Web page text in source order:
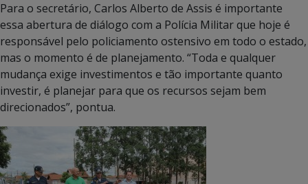
Para o secretário, Carlos Alberto de Assis é importante
essa abertura de diálogo com a Polícia Militar que hoje é
responsável pelo policiamento ostensivo em todo o estado,
mas o momento é de planejamento. “Toda e qualquer
mudança exige investimentos e tão importante quanto
investir, é planejar para que os recursos sejam bem
direcionados”, pontua.